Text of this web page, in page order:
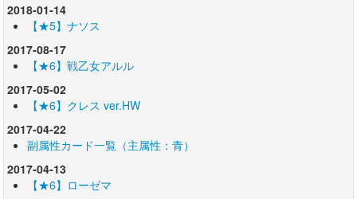
2018-01-14
【★5】ナソス
2017-08-17
【★6】戦乙女アルル
2017-05-02
【★6】クレス ver.HW
2017-04-22
副属性カード一覧（主属性：青）
2017-04-13
【★6】ローゼマ